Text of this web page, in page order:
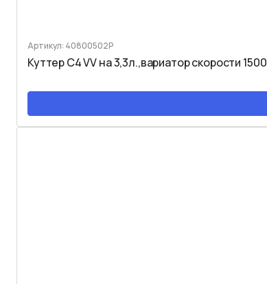
Артикул: 40800502P
Куттер C4 VV на 3,3л.,вариатор скорости